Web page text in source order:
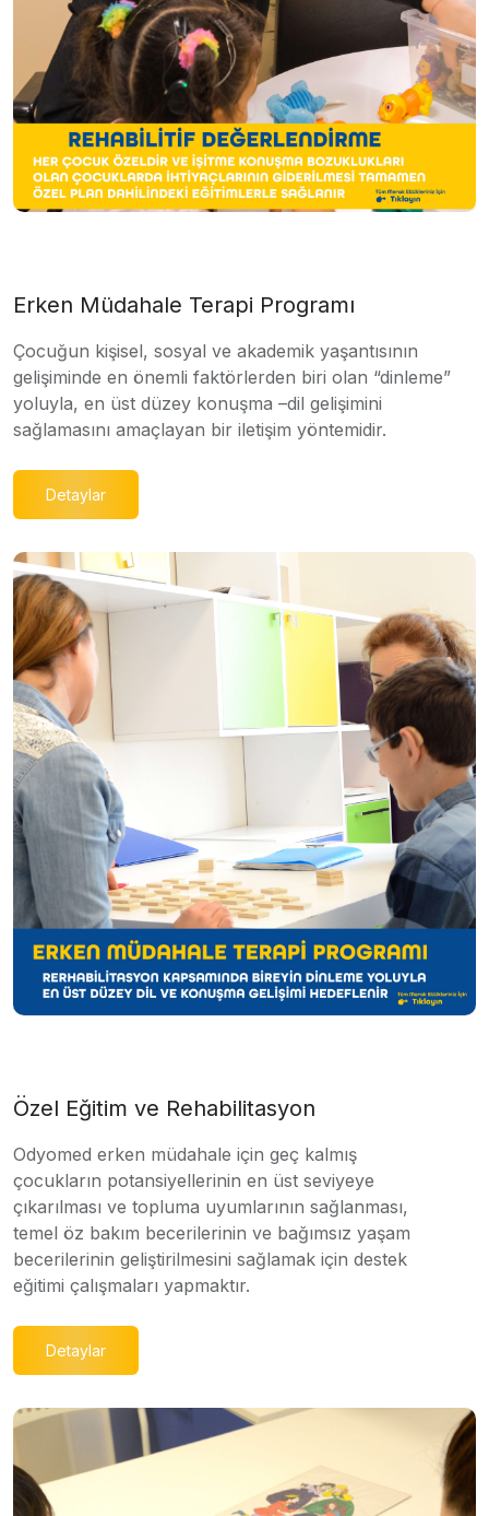
Erken Müdahale Terapi Programı
Çocuğun kişisel, sosyal ve akademik yaşantısının
gelişiminde en önemli faktörlerden biri olan “dinleme”
yoluyla, en üst düzey konuşma –dil gelişimini
sağlamasını amaçlayan bir iletişim yöntemidir.
Detaylar
Özel Eğitim ve Rehabilitasyon
Odyomed erken müdahale için geç kalmış
çocukların potansiyellerinin en üst seviyeye
çıkarılması ve topluma uyumlarının sağlanması,
temel öz bakım becerilerinin ve bağımsız yaşam
becerilerinin geliştirilmesini sağlamak için destek
eğitimi çalışmaları yapmaktır.
Detaylar